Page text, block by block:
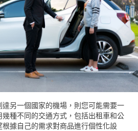
另一個國家的機場，則您可能需要一
種不同的交通方式，包括出租車和公
據自己的需求對商品進行個性化設